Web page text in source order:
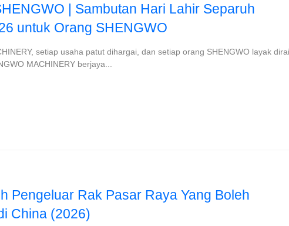
| Sambutan Hari Lahir Separuh
untuk Orang SHENGWO
setiap usaha patut dihargai, dan setiap orang SHENGWO layak
MACHINERY berjaya...
Pengeluar Rak Pasar Raya Yang Boleh
China (2026)